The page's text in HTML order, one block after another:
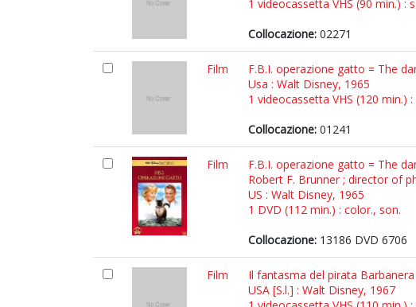
1 videocassetta VHS (90 min.) :
Collocazione: 02271
Film
F.B.I. operazione gatto = The
Usa : Walt Disney, 1965
1 videocassetta VHS (120 min.)
Collocazione: 01241
Film
F.B.I. operazione gatto = The
Robert F. Brunner ; director of
US : Walt Disney, 1965
1 DVD (112 min.) : color., son.
Collocazione: 13186 DVD 6706
Film
Il fantasma del pirata
USA [S.l.] : Walt Disney, 1967